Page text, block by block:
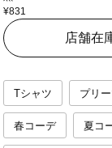
¥831
店舗在
Tシャツ プリ
春コーデ 夏コ